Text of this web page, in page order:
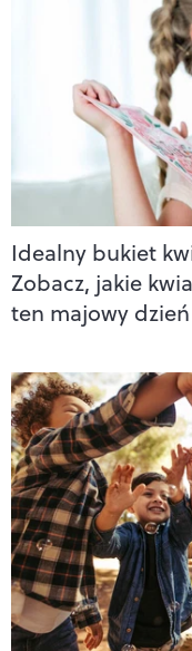
Idealny bukiet
Zobacz, jakie
ten majowy dzień